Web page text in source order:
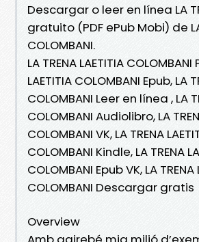
Descargar o leer en línea LA
gratuito (PDF ePub Mobi) de
COLOMBANI.
LA TRENA LAETITIA COLOMBANI
LAETITIA COLOMBANI Epub, LA
COLOMBANI Leer en línea , LA
COLOMBANI Audiolibro, LA
COLOMBANI VK, LA TRENA
COLOMBANI Kindle, LA TRENA
COLOMBANI Epub VK, LA TRENA
COLOMBANI Descargar gratis
Overview